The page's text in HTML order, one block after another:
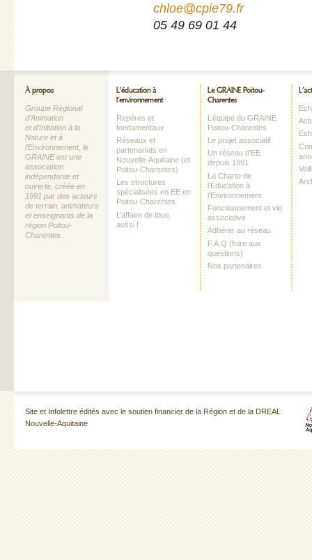
chloe@cpie79.fr
05 49 69 01 44
À propos
Groupe Régional
d’Animation
et d’Initiation à la
Nature et à
l’Environnement, le
GRAINE est une
association
indépendante et
ouverte, créée en
1991 par des acteurs
de terrain, animateurs
et enseignants de la
région Poitou-
Charentes.
L’éducation à
l’environnement
Repères et
fondamentaux
Réseaux et
partenariats en
Nouvelle-Aquitaine (et
Poitou-Charentes)
Les structures
spécialisées en EE en
Poitou-Charentes
L’affaire de tous
aussi !
Le GRAINE Poitou-
Charentes
L’équipe du GRAINE
Poitou-Charentes
Le projet associatif
Un réseau d’EE
depuis 1991
La Charte de
l’Education à
l’Environnement
Fonctionnement et vie
associative
Adhérer au réseau
F.A.Q (foire aux
questions)
Nos partenaires
Site et Infolettre édités avec le soutien financier de la Région et de la DREAL
Nouvelle-Aquitaine